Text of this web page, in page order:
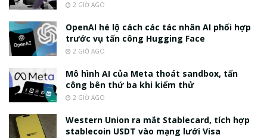
2 GIỜ AGO
OpenAI hé lộ cách các tác nhân AI phối hợp
trước vụ tấn công Hugging Face
2 GIỜ AGO
Mô hình AI của Meta thoát sandbox, tấn
công bên thứ ba khi kiểm thử
2 GIỜ AGO
Western Union ra mắt Stablecard, tích hợp
stablecoin USDT vào mạng lưới Visa